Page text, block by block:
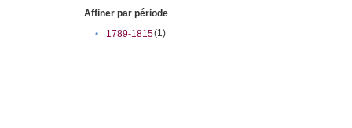
Affiner par période
•
1789-1815(1)